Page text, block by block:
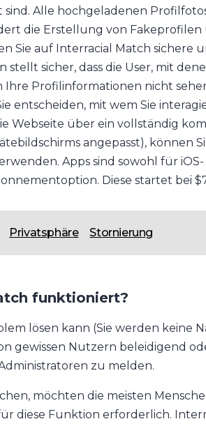
sind. Alle hochgeladenen
die Erstellung von Fakeprofilen
Sie auf Interracial Match sichere
sicher, dass die User, mit
Profilinformationen nicht
entscheiden, mit wem Sie
Webseite über ein vollständig
angepasst), können
Apps sind sowohl für iOS-
Diese startet bei
Privatsphäre Stornierung
funktioniert?
lösen kann (Sie werden keine
gewissen Nutzern beleidigend
zu melden.
möchten die meisten
diese Funktion erforderlich.